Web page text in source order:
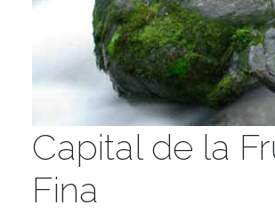
Capital de la
Fina